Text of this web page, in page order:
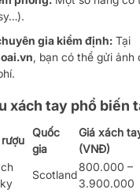
gia kiểm định: Tại
, bạn có thể gửi ảnh
xách tay phổ biến
Quốc
gia
Giá xách
(VNĐ)
Scotland
800.000 –
3.900.000